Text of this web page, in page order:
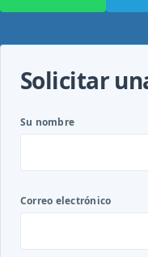
Solicitar
Su nombre
Correo electrónico